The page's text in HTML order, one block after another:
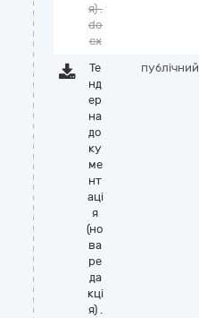
я) .
do
cx
Те
нд
ер
на
до
ку
ме
нт
аці
я
(но
ва
ре
да
кці
я) .
публічний